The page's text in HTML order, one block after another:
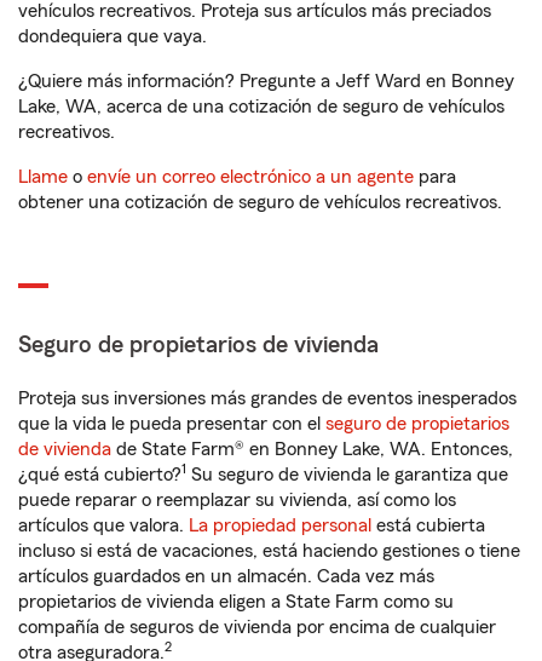
vehículos recreativos. Proteja sus artículos más preciados
dondequiera que vaya.
¿Quiere más información? Pregunte a Jeff Ward en Bonney
Lake, WA, acerca de una cotización de seguro de vehículos
recreativos.
Llame o envíe un correo electrónico a un agente para
obtener una cotización de seguro de vehículos recreativos.
Seguro de propietarios de vivienda
Proteja sus inversiones más grandes de eventos inesperados
que la vida le pueda presentar con el seguro de propietarios
de vivienda de State Farm® en Bonney Lake, WA. Entonces,
¿qué está cubierto?1 Su seguro de vivienda le garantiza que
puede reparar o reemplazar su vivienda, así como los
artículos que valora. La propiedad personal está cubierta
incluso si está de vacaciones, está haciendo gestiones o tiene
artículos guardados en un almacén. Cada vez más
propietarios de vivienda eligen a State Farm como su
compañía de seguros de vivienda por encima de cualquier
otra aseguradora.2